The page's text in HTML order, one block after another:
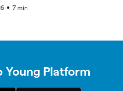
● 7 min
Young Platform